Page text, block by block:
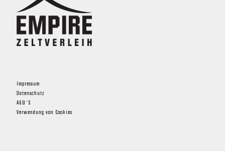
Impressum
Datenschutz
AGB´S
Verwendung von Cookies